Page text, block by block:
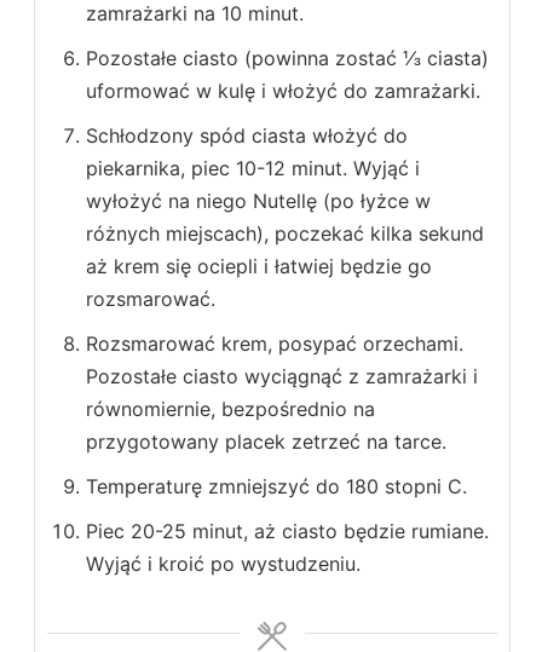
zamrażarki na 10 minut.
Pozostałe ciasto (powinna zostać ⅓ ciasta)
uformować w kulę i włożyć do zamrażarki.
Schłodzony spód ciasta włożyć do
piekarnika, piec 10-12 minut. Wyjąć i
wyłożyć na niego Nutellę (po łyżce w
różnych miejscach), poczekać kilka sekund
aż krem się ociepli i łatwiej będzie go
rozsmarować.
Rozsmarować krem, posypać orzechami.
Pozostałe ciasto wyciągnąć z zamrażarki i
równomiernie, bezpośrednio na
przygotowany placek zetrzeć na tarce.
Temperaturę zmniejszyć do 180 stopni C.
Piec 20-25 minut, aż ciasto będzie rumiane.
Wyjąć i kroić po wystudzeniu.